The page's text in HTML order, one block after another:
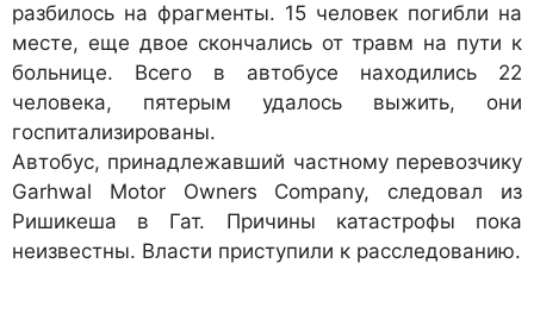
разбилось на фрагменты. 15 человек погибли на
месте, еще двое скончались от травм на пути к
больнице. Всего в автобусе находились 22
человека, пятерым удалось выжить, они
госпитализированы.
Автобус, принадлежавший частному перевозчику
Garhwal Motor Owners Company, следовал из
Ришикеша в Гат. Причины катастрофы пока
неизвестны. Власти приступили к расследованию.